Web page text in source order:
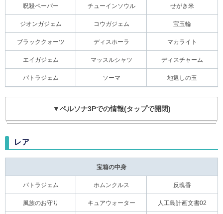
呪殺ペーパー チューインソウル せがき米
ジオンガジェム コウガジェム 宝玉輪
ブラッククォーツ ディスホーラ マカライト
エイガジェム マッスルシャツ ディスチャーム
パトラジェム ソーマ 地返しの玉
▼ペルソナ3Pでの情報(タップで開閉)
レア
宝箱の中身
パトラジェム ホムンクルス 反魂香
風族のお守り キュアウォーター 人工島計画文書02